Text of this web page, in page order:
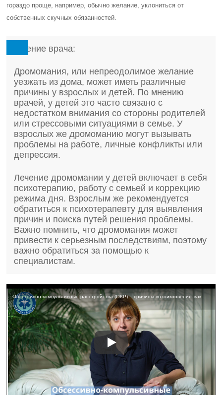
гораздо проще, например, обычно желание, уклониться от
собственных скучных обязанностей.
Мнение врача:
Дромомания, или непреодолимое желание
уезжать из дома, может иметь различные
причины у взрослых и детей. По мнению
врачей, у детей это часто связано с
недостатком внимания со стороны родителей
или стрессовыми ситуациями в семье. У
взрослых же дромоманию могут вызывать
проблемы на работе, личные конфликты или
депрессия.
Лечение дромомании у детей включает в себя
психотерапию, работу с семьей и коррекцию
режима дня. Взрослым же рекомендуется
обратиться к психотерапевту для выявления
причин и поиска путей решения проблемы.
Важно помнить, что дромомания может
привести к серьезным последствиям, поэтому
важно обратиться за помощью к
специалистам.